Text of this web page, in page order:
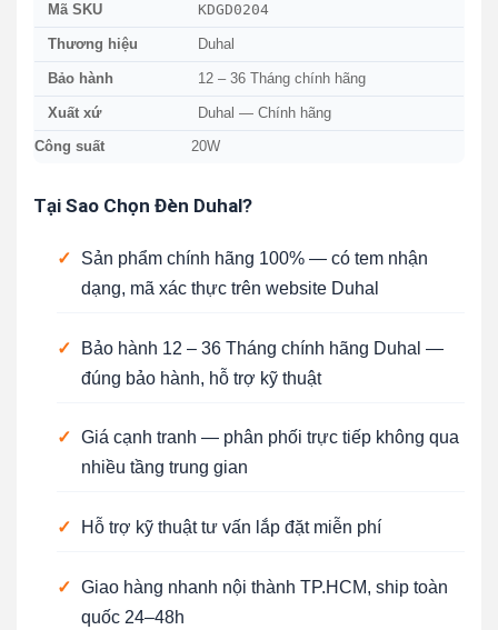
Mã SKU KDGD0204
Thương hiệu Duhal
Bảo hành 12 – 36 Tháng chính hãng
Xuất xứ Duhal — Chính hãng
Công suất 20W
Tại Sao Chọn Đèn Duhal?
✓
Sản phẩm chính hãng 100% — có tem nhận
dạng, mã xác thực trên website Duhal
✓
Bảo hành 12 – 36 Tháng chính hãng Duhal —
đúng bảo hành, hỗ trợ kỹ thuật
✓ Giá cạnh tranh — phân phối trực tiếp không qua
nhiều tầng trung gian
✓ Hỗ trợ kỹ thuật tư vấn lắp đặt miễn phí
✓ Giao hàng nhanh nội thành TP.HCM, ship toàn
quốc 24–48h